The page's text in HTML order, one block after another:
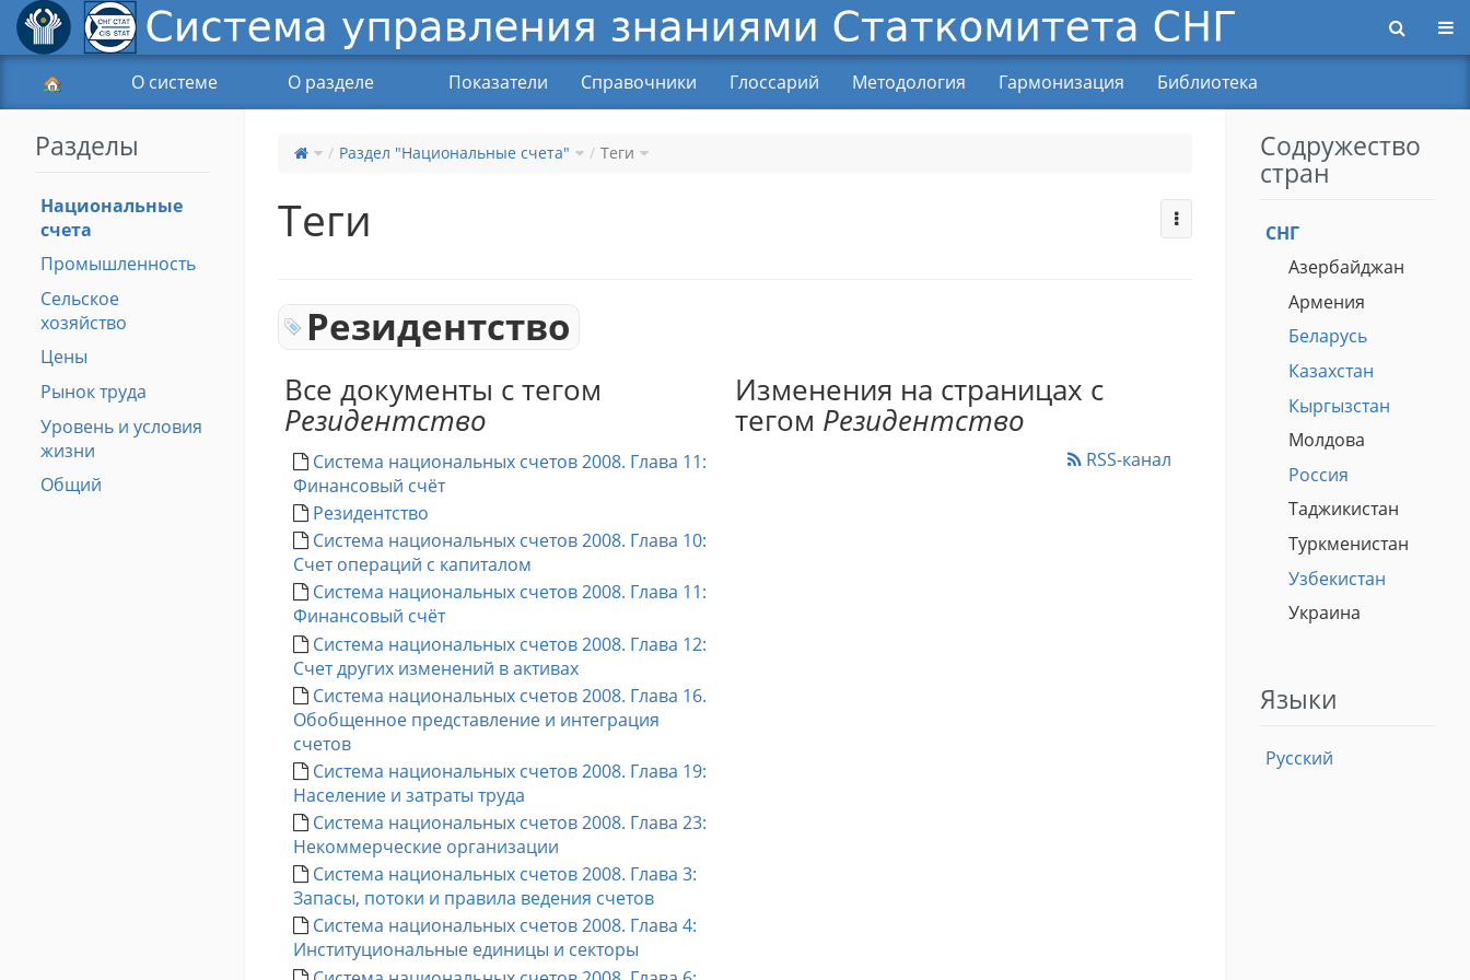
О системе О разделе Показатели Справочники Глоссарий Методология Гармонизация Библиотека
Раздел "Национальные счета" Теги
Теги
Резидентство
Все документы с тегом
Резидентство
Система национальных счетов 2008. Глава 11:
Финансовый счёт
Резидентство
Система национальных счетов 2008. Глава 10:
Счет операций с капиталом
Система национальных счетов 2008. Глава 11:
Финансовый счёт
Система национальных счетов 2008. Глава 12:
Счет других изменений в активах
Система национальных счетов 2008. Глава 16.
Обобщенное представление и интеграция
счетов
Система национальных счетов 2008. Глава 19:
Население и затраты труда
Система национальных счетов 2008. Глава 23:
Некоммерческие организации
Система национальных счетов 2008. Глава 3:
Запасы, потоки и правила ведения счетов
Система национальных счетов 2008. Глава 4:
Институциональные единицы и секторы
Изменения на страницах с
тегом Резидентство
RSS-канал
Разделы
Национальные
счета
Промышленность
Сельское
хозяйство
Цены
Рынок труда
Уровень и условия
жизни
Общий
Содружество
стран
СНГ
Азербайджан
Армения
Беларусь
Казахстан
Кыргызстан
Молдова
Россия
Таджикистан
Туркменистан
Узбекистан
Украина
Языки
Русский